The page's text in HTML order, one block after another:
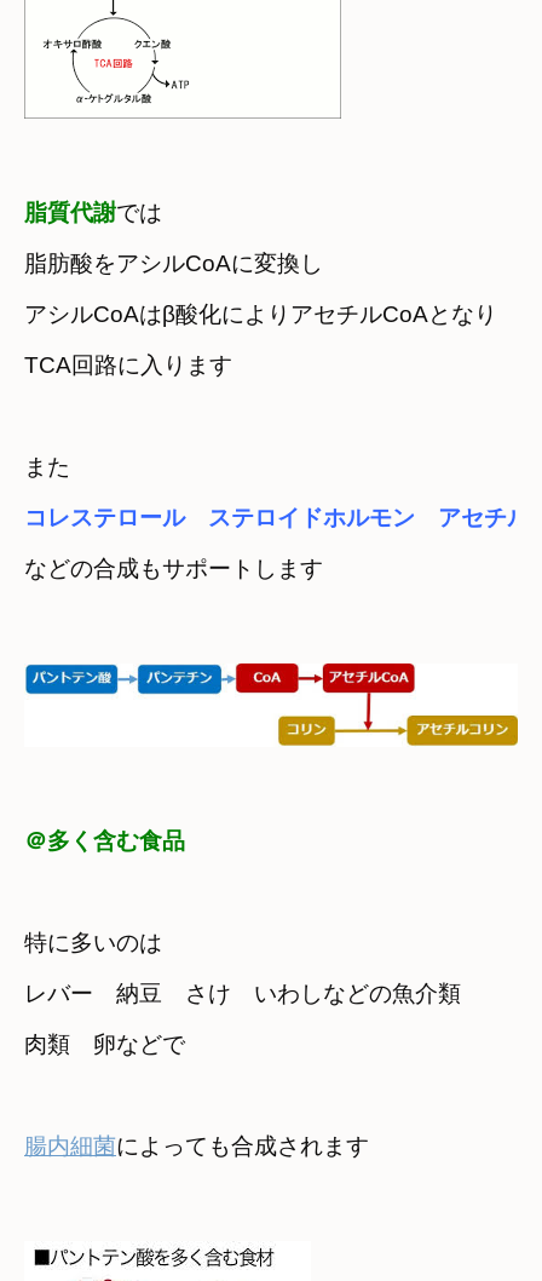
脂質代謝では
脂肪酸をアシルCoAに変換し
アシルCoAはβ酸化によりアセチルCoAとなり
TCA回路に入ります
また
コレステロール　ステロイドホルモン　アセチル
などの合成もサポートします
＠多く含む食品
特に多いのは
レバー　納豆　さけ　いわしなどの魚介類
肉類　卵などで
腸内細菌によっても合成されます